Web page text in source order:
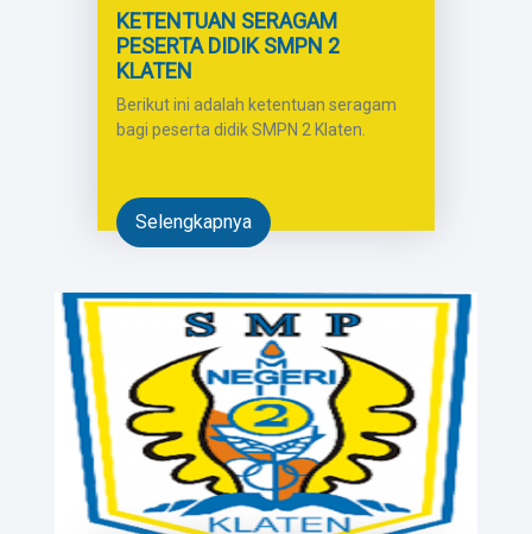
KETENTUAN SERAGAM
PESERTA DIDIK SMPN 2
KLATEN
Berikut ini adalah ketentuan seragam
bagi peserta didik SMPN 2 Klaten.
Selengkapnya